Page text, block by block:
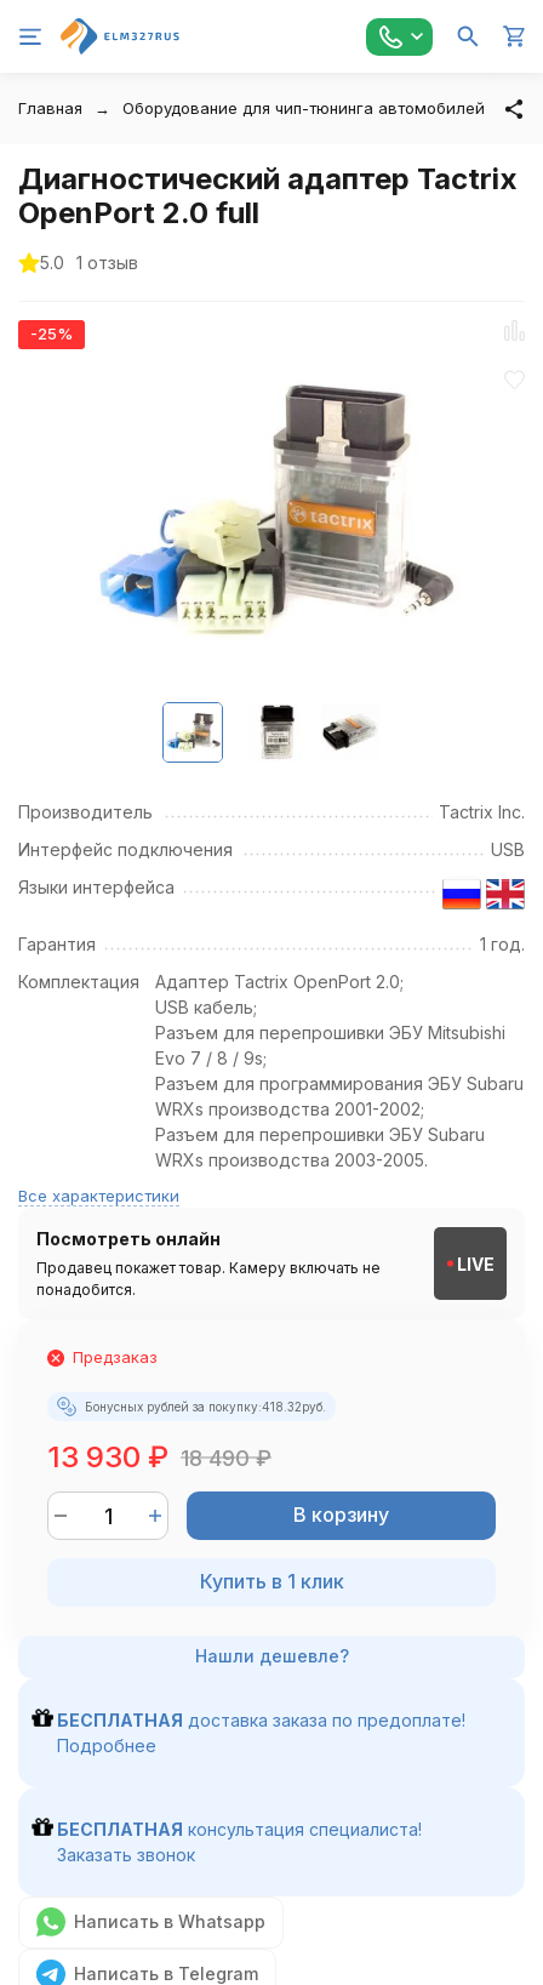
Главная Оборудование для чип-тюнинга автомобилей
Диагностический адаптер Tactrix
OpenPort 2.0 full
5.0 1 отзыв
-25%
Производитель
Tactrix Inc.
Интерфейс подключения
USB
Языки интерфейса
Гарантия
1 год.
Комплектация
Адаптер Tactrix OpenPort 2.0;
USB кабель;
Разъем для перепрошивки ЭБУ Mitsubishi
Evo 7 / 8 / 9s;
Разъем для программирования ЭБУ Subaru
WRXs производства 2001-2002;
Разъем для перепрошивки ЭБУ Subaru
WRXs производства 2003-2005.
Все характеристики
Посмотреть онлайн
Продавец покажет товар. Камеру включать не
понадобится.
LIVE
Предзаказ
Бонусных рублей за покупку:418.32руб.
13 930 ₽ 18 490₽
В корзину
Купить в 1 клик
БЕСПЛАТНАЯ доставка заказа по предоплате!
Подробнее
БЕСПЛАТНАЯ консультация специалиста!
Заказать звонок
Написать в Whatsapp
Написать в Telegram